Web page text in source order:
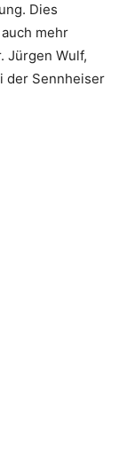
Dies
mehr
Jürgen Wulf,
der Sennheiser